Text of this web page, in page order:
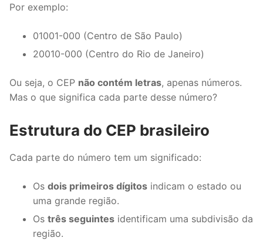
Por exemplo:
01001-000 (Centro de São Paulo)
20010-000 (Centro do Rio de Janeiro)
Ou seja, o CEP não contém letras, apenas números.
Mas o que significa cada parte desse número?
Estrutura do CEP brasileiro
Cada parte do número tem um significado:
Os dois primeiros dígitos indicam o estado ou
uma grande região.
Os três seguintes identificam uma subdivisão da
região.